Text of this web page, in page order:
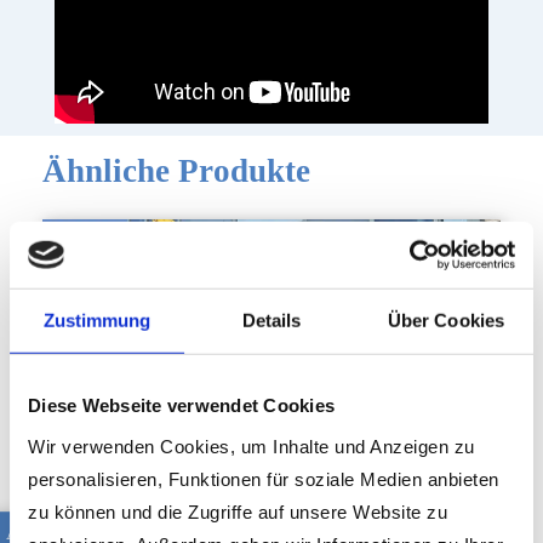
Zustimmung Details Über Cookies
Diese Webseite verwendet Cookies
Wir verwenden Cookies, um Inhalte und Anzeigen zu
personalisieren, Funktionen für soziale Medien anbieten
zu können und die Zugriffe auf unsere Website zu
Ähnliche Produkte
AB L100